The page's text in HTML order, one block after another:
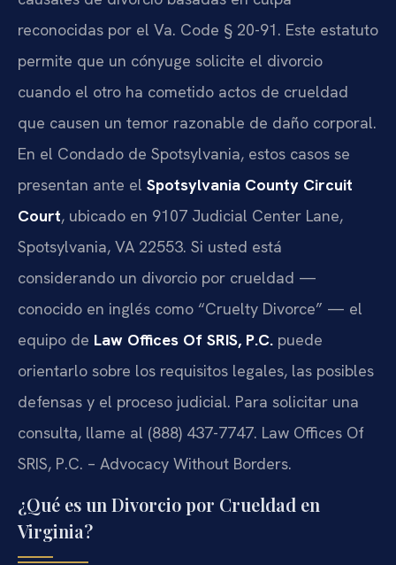
reconocidas por el Va. Code § 20-91. Este estatuto
permite que un cónyuge solicite el divorcio
cuando el otro ha cometido actos de crueldad
que causen un temor razonable de daño corporal.
En el Condado de Spotsylvania, estos casos se
presentan ante el Spotsylvania County Circuit
Court, ubicado en 9107 Judicial Center Lane,
Spotsylvania, VA 22553. Si usted está
considerando un divorcio por crueldad —
conocido en inglés como “Cruelty Divorce” — el
equipo de Law Offices Of SRIS, P.C. puede
orientarlo sobre los requisitos legales, las posibles
defensas y el proceso judicial. Para solicitar una
consulta, llame al (888) 437-7747. Law Offices Of
SRIS, P.C. – Advocacy Without Borders.
¿Qué es un Divorcio por Crueldad en
Virginia?